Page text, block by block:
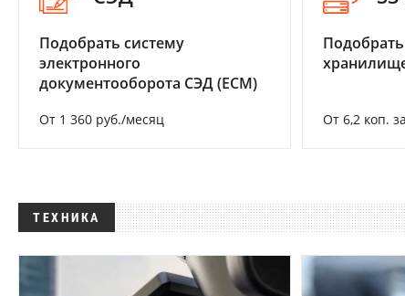
Подобрать систему
электронного
документооборота СЭД (ECM)
От 1 360 руб./месяц От 6,2 коп.
ТЕХНИКА